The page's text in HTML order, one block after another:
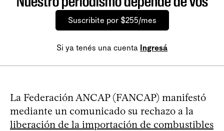
Suscribite por $255/mes
Si ya tenés una cuenta Ingresá
La Federación ANCAP (FANCAP) manifestó
mediante un comunicado su rechazo a la
liberación de la importación de combustibles